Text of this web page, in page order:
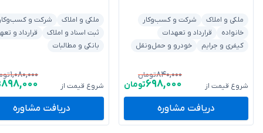
ملکی و املاک
شرکت و کسب‌وکار
خانواده
قرارداد و تعهدات
کیفری و جرایم
خودرو و حمل‌ونقل
شروع قیمت از
۸۴۰,۰۰۰تومان
۶۹۸,۰۰۰تومان
دریافت مشاوره
ملکی و املاک
شرکت و
ثبت اسناد و املاک
قرارداد و
بانکی و مطالبات
شروع قیمت از
۱,۰۸۰,۰۰۰
۸۹۸,۰۰۰
دریافت مشاوره